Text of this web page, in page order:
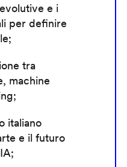
e i
per definire
tra
machine
italiano
e il futuro